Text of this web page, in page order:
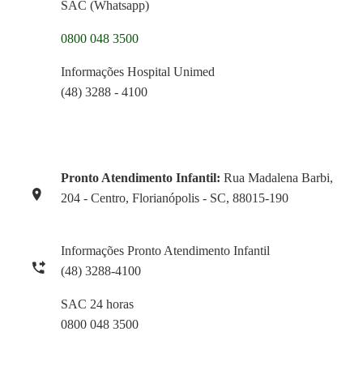
SAC (Whatsapp)
0800 048 3500
Informações Hospital Unimed
(48) 3288 - 4100
Pronto Atendimento Infantil: Rua Madalena Barbi,
204 - Centro, Florianópolis - SC, 88015-190
Informações Pronto Atendimento Infantil
(48) 3288-4100
SAC 24 horas
0800 048 3500